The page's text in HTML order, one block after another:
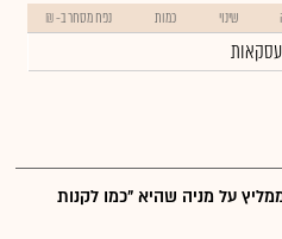
שינוי כמות נפח מסחר ב- ₪
עסקאות
על מניה שהיא "כמו לקנות